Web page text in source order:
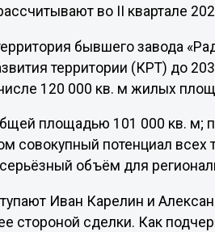
во II квартале
бывшего завода
территории (КРТ) до
120 000 кв. м жилых
площадью 101 000 кв. м;
совокупный потенциал всех
объём для
Иван Карелин и
стороной сделки. Как